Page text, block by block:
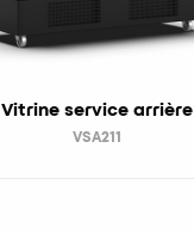
Vitrine service arrière
VSA211